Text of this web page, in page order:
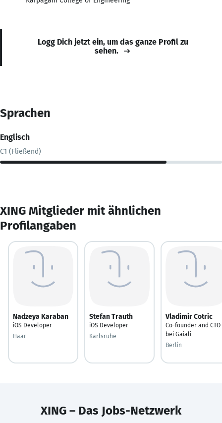
Logg Dich jetzt ein, um das ganze Profil zu
sehen.
Sprachen
Englisch
C1 (Fließend)
XING Mitglieder mit ähnlichen
Profilangaben
Nadzeya Karaban
iOS Developer
Haar
Stefan Trauth
iOS Developer
Karlsruhe
Vladimir Cotric
Co-founder and CTO
bei Gaiali
Berlin
XING – Das Jobs-Netzwerk